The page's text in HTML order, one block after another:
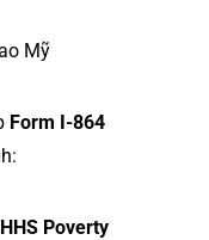
Mỹ
Form I-864
HHS Poverty